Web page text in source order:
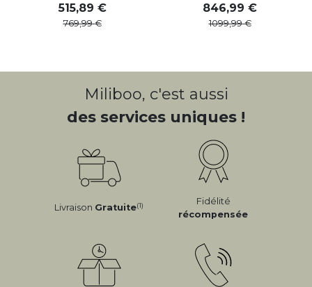
515,89
769,99
846,99
1099,99
Miliboo, c'est aussi
des services uniques !
Livraison Gratuite(1)
Fidélité
récompensée